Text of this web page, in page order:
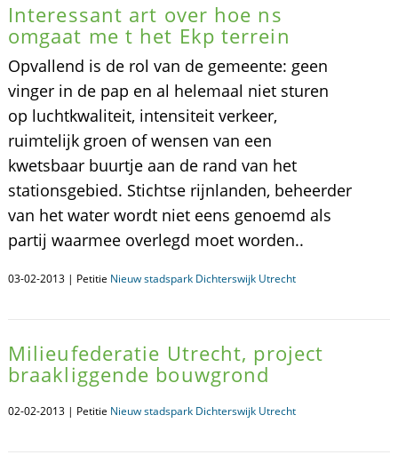
Interessant art over hoe ns
omgaat me t het Ekp terrein
Opvallend is de rol van de gemeente: geen
vinger in de pap en al helemaal niet sturen
op luchtkwaliteit, intensiteit verkeer,
ruimtelijk groen of wensen van een
kwetsbaar buurtje aan de rand van het
stationsgebied. Stichtse rijnlanden, beheerder
van het water wordt niet eens genoemd als
partij waarmee overlegd moet worden..
03-02-2013 | Petitie Nieuw stadspark Dichterswijk Utrecht
Milieufederatie Utrecht, project
braakliggende bouwgrond
02-02-2013 | Petitie Nieuw stadspark Dichterswijk Utrecht